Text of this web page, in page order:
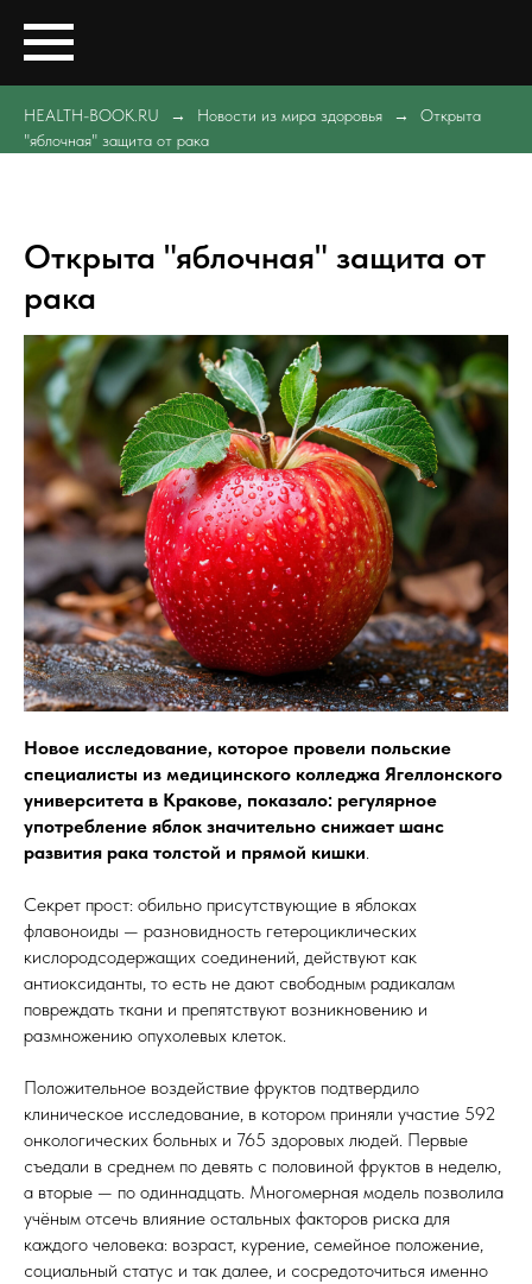
HEALTH-BOOK.RU Новости из мира здоровья
Открыта
"яблочная" защита от рака
Открыта "яблочная" защита от
рака
Новое исследование, которое провели польские
специалисты из медицинского колледжа Ягеллонского
университета в Кракове, показало: регулярное
употребление яблок значительно снижает шанс
развития рака толстой и прямой кишки.
Секрет прост: обильно присутствующие в яблоках
флавоноиды — разновидность гетероциклических
кислородсодержащих соединений, действуют как
антиоксиданты, то есть не дают свободным радикалам
повреждать ткани и препятствуют возникновению и
размножению опухолевых клеток.
Положительное воздействие фруктов подтвердило
клиническое исследование, в котором приняли участие 592
онкологических больных и 765 здоровых людей. Первые
съедали в среднем по девять с половиной фруктов в неделю,
а вторые — по одиннадцать. Многомерная модель позволила
учёным отсечь влияние остальных факторов риска для
каждого человека: возраст, курение, семейное положение,
социальный статус и так далее, и сосредоточиться именно